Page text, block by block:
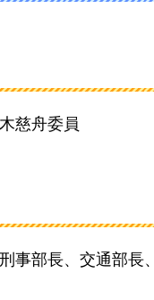
慈舟委員
事部長、交通部